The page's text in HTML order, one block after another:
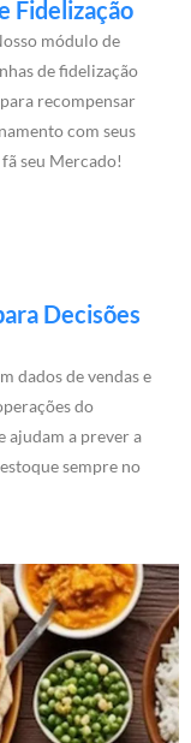
Fidelização
módulo de
de fidelização
recompensar
com seus
seu Mercado!
Decisões
dados de vendas e
do
ajudam a prever a
sempre no